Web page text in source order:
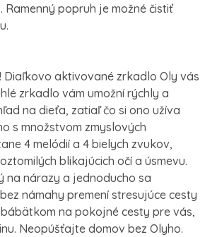
Ramenný popruh je možné čistiť
Diaľkovo aktivované zrkadlo Oly vás
zrkadlo vám umožní rýchly a
na dieťa, zatiaľ čo si ono užíva
s množstvom zmyslových
4 melódií a 4 bielych zvukov,
blikajúcich očí a úsmevu.
na nárazy a jednoducho sa
námahy premení stresujúce cesty
na pokojné cesty pre vás,
Neopúšťajte domov bez Olyho.